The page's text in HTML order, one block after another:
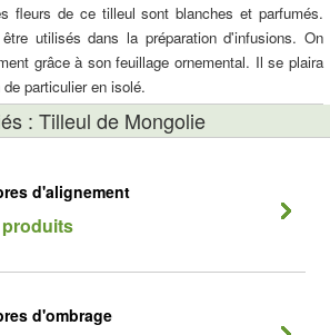
fleurs de ce tilleul sont blanches et parfumés.
utilisés dans la préparation d'infusions. On
grâce à son feuillage ornemental. Il se plaira
particulier en isolé.
: Tilleul de Mongolie
d'alignement
d'ombrage